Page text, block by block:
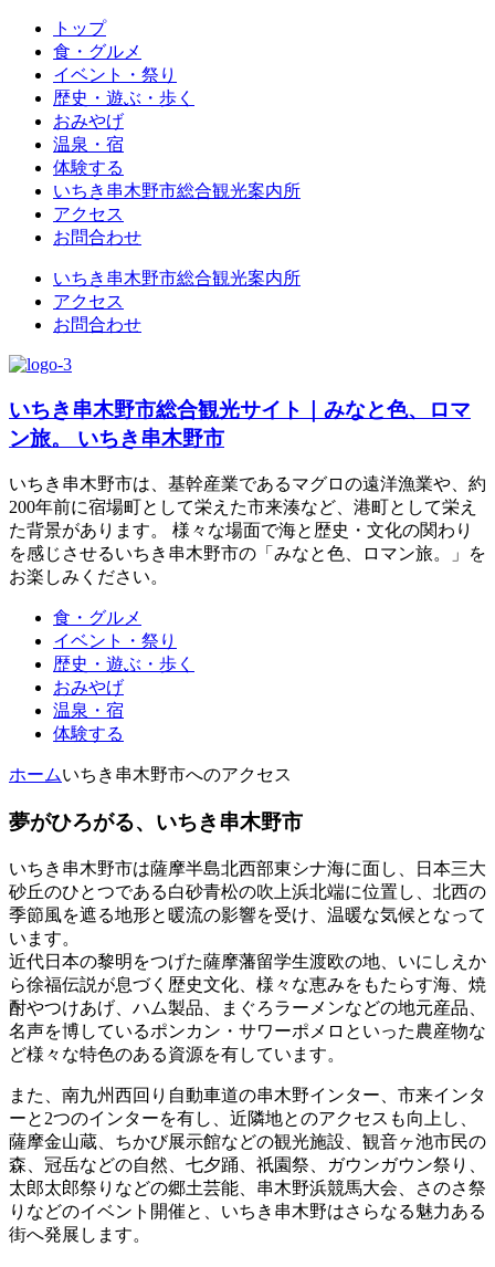
トップ
食・グルメ
イベント・祭り
歴史・遊ぶ・歩く
おみやげ
温泉・宿
体験する
いちき串木野市総合観光案内所
アクセス
お問合わせ
いちき串木野市総合観光案内所
アクセス
お問合わせ
いちき串木野市総合観光サイト｜みなと色、ロマ
ン旅。 いちき串木野市
いちき串木野市は、基幹産業であるマグロの遠洋漁業や、約
200年前に宿場町として栄えた市来湊など、港町として栄え
た背景があります。 様々な場面で海と歴史・文化の関わり
を感じさせるいちき串木野市の「みなと色、ロマン旅。」を
お楽しみください。
食・グルメ
イベント・祭り
歴史・遊ぶ・歩く
おみやげ
温泉・宿
体験する
ホームいちき串木野市へのアクセス
夢がひろがる、いちき串木野市
いちき串木野市は薩摩半島北西部東シナ海に面し、日本三大
砂丘のひとつである白砂青松の吹上浜北端に位置し、北西の
季節風を遮る地形と暖流の影響を受け、温暖な気候となって
います。
近代日本の黎明をつげた薩摩藩留学生渡欧の地、いにしえか
ら徐福伝説が息づく歴史文化、様々な恵みをもたらす海、焼
酎やつけあげ、ハム製品、まぐろラーメンなどの地元産品、
名声を博しているポンカン・サワーポメロといった農産物な
ど様々な特色のある資源を有しています。
また、南九州西回り自動車道の串木野インター、市来インタ
ーと2つのインターを有し、近隣地とのアクセスも向上し、
薩摩金山蔵、ちかび展示館などの観光施設、観音ヶ池市民の
森、冠岳などの自然、七夕踊、祇園祭、ガウンガウン祭り、
太郎太郎祭りなどの郷土芸能、串木野浜競馬大会、さのさ祭
りなどのイベント開催と、いちき串木野はさらなる魅力ある
街へ発展します。